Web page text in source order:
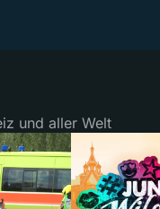
und aller Welt